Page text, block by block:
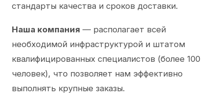
стандарты качества и сроков доставки.
Наша компания — располагает всей
необходимой инфраструктурой и штатом
квалифицированных специалистов (более 100
человек), что позволяет нам эффективно
выполнять крупные заказы.